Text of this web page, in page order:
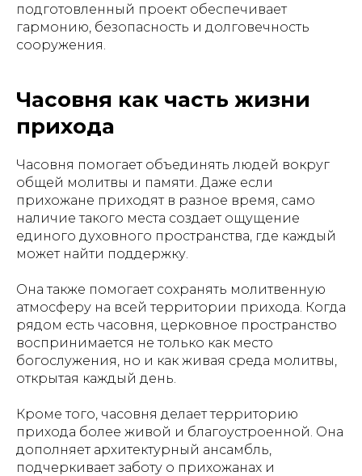
подготовленный проект обеспечивает
гармонию, безопасность и долговечность
сооружения.
Часовня как часть жизни
прихода
Часовня помогает объединять людей вокруг
общей молитвы и памяти. Даже если
прихожане приходят в разное время, само
наличие такого места создает ощущение
единого духовного пространства, где каждый
может найти поддержку.
Она также помогает сохранять молитвенную
атмосферу на всей территории прихода. Когда
рядом есть часовня, церковное пространство
воспринимается не только как место
богослужения, но и как живая среда молитвы,
открытая каждый день.
Кроме того, часовня делает территорию
прихода более живой и благоустроенной. Она
дополняет архитектурный ансамбль,
подчеркивает заботу о прихожанах и